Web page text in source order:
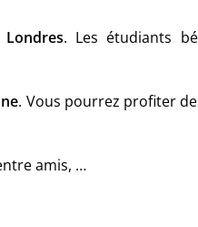
. Les étudiants
. Vous pourrez profiter
amis, …